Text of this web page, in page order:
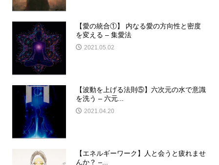
【愛の統合①】 内なる愛の方向性と密度
を変える – 集愛法
2021.05.02
【波動を上げる法則⑤】六次元の水で意識
を洗う – 六元...
2021.04.20
【エネルギーワーク】人と会うと疲れませ
んか？ –...